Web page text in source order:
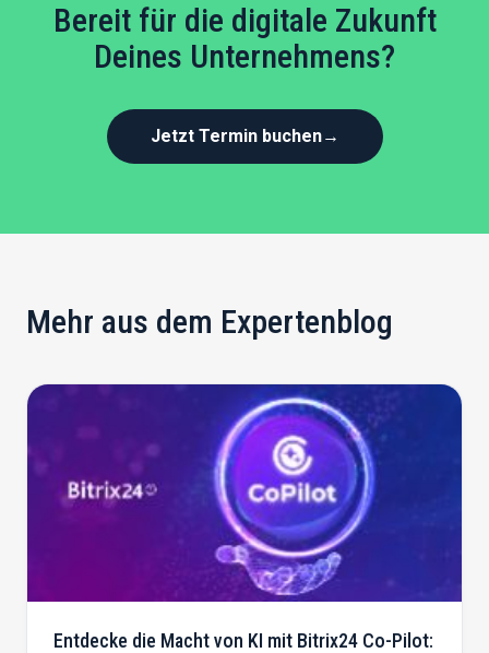
Bereit für die digitale Zukunft
Deines Unternehmens?
Jetzt Termin buchen→
Mehr aus dem Expertenblog
Entdecke die Macht von KI mit Bitrix24 Co-Pilot: